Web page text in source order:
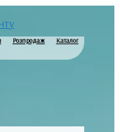
Розпродаж Каталог